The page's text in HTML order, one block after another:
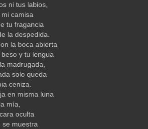
ni tus labios,
camisa
tu fragancia
la despedida.
la boca abierta
y tu lengua
madrugada,
solo queda
ceniza.
en misma luna
mía,
oculta
se muestra